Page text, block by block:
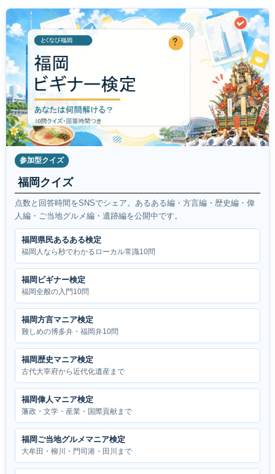
参加型クイズ
福岡クイズ
点数と回答時間をSNSでシェア。あるある編・方言編・歴史編・偉
人編・ご当地グルメ編・遺跡編を公開中です。
福岡県民あるある検定
福岡人なら秒でわかるローカル常識10問
福岡ビギナー検定
福岡全般の入門10問
福岡方言マニア検定
難しめの博多弁・福岡弁10問
福岡歴史マニア検定
古代大宰府から近代化遺産まで
福岡偉人マニア検定
藩政・文学・産業・国際貢献まで
福岡ご当地グルメマニア検定
大牟田・柳川・門司港・田川まで